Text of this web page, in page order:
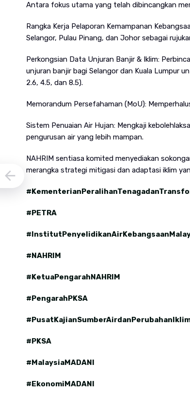
Antara fokus utama yang telah dibincangkan
Rangka Kerja Pelaporan Kemampanan
Selangor, Pulau Pinang, dan Johor sebagai
Perkongsian Data Unjuran Banjir & Iklim:
unjuran banjir bagi Selangor dan Kuala Lumpur
2.6, 4.5, dan 8.5).
Memorandum Persefahaman (MoU):
Sistem Penuaian Air Hujan: Mengkaji
pengurusan air yang lebih mampan.
NAHRIM sentiasa komited menyediakan
merangka strategi mitigasi dan adaptasi iklim
#PETRA
#NAHRIM
#KetuaPengarahNAHRIM
#PengarahPKSA
#PKSA
#MalaysiaMADANI
#EkonomiMADANI